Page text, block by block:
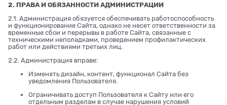
2. ПРАВА И ОБЯЗАННОСТИ АДМИНИСТРАЦИИ
2.1. Администрация обязуется обеспечивать работоспособность
и функционирование Сайта, однако не несет ответственности за
временные сбои и перерывы в работе Сайта, связанные с
техническими неполадками, проведением профилактических
работ или действиями третьих лиц.
2.2. Администрация вправе:
Изменять дизайн, контент, функционал Сайта без
уведомления Пользователя.
Ограничивать доступ Пользователя к Сайту или его
отдельным разделам в случае нарушения условий